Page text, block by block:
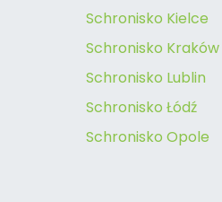
Schronisko Kielce
Schronisko Kraków
Schronisko Lublin
Schronisko Łódź
Schronisko Opole